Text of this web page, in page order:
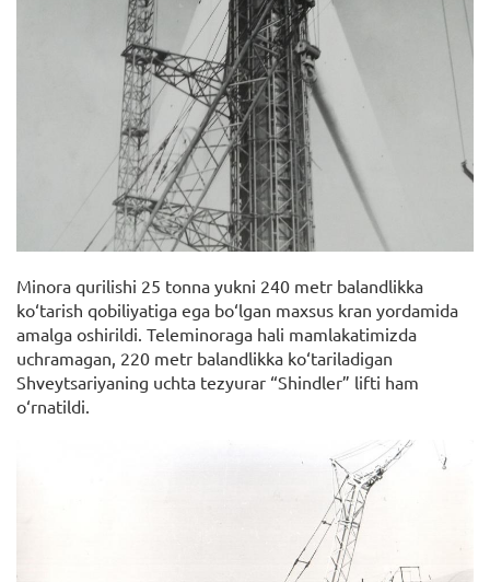
Minora qurilishi 25 tonna yukni 240 metr balandlikka
ko‘tarish qobiliyatiga ega bo‘lgan maxsus kran yordamida
amalga oshirildi. Teleminoraga hali mamlakatimizda
uchramagan, 220 metr balandlikka ko‘tariladigan
Shveytsariyaning uchta tezyurar “Shindler” lifti ham
o‘rnatildi.